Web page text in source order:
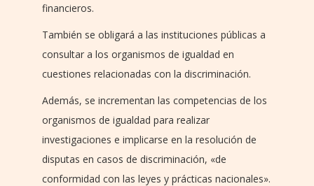
financieros.
También se obligará a las instituciones públicas a
consultar a los organismos de igualdad en
cuestiones relacionadas con la discriminación.
Además, se incrementan las competencias de los
organismos de igualdad para realizar
investigaciones e implicarse en la resolución de
disputas en casos de discriminación, «de
conformidad con las leyes y prácticas nacionales».